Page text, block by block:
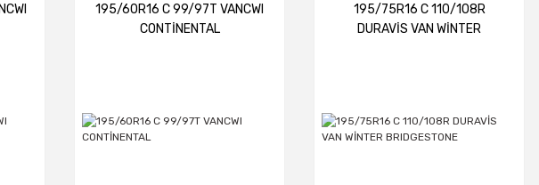
195/60R16 C 99/97T VANCWI
CONTİNENTAL
195/75R16 C 110/108R
DURAVİS VAN WİNTER